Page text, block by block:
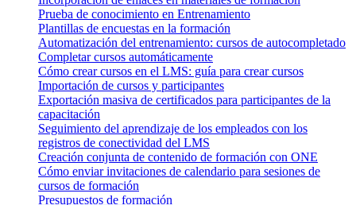
Prueba de conocimiento en Entrenamiento
Plantillas de encuestas en la formación
Automatización del entrenamiento: cursos de autocompletado
Completar cursos automáticamente
Cómo crear cursos en el LMS: guía para crear cursos
Importación de cursos y participantes
Exportación masiva de certificados para participantes de la
capacitación
Seguimiento del aprendizaje de los empleados con los
registros de conectividad del LMS
Creación conjunta de contenido de formación con ONE
Cómo enviar invitaciones de calendario para sesiones de
cursos de formación
Presupuestos de formación